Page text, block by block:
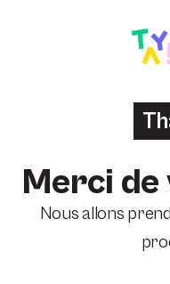
Merci
Nous allons